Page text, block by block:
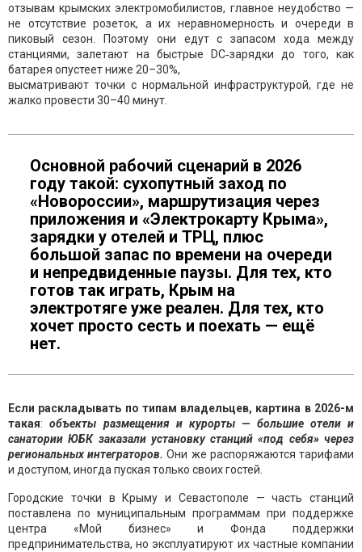
отзывам крымских электромобилистов, главное неудобство —
не отсутствие розеток, а их неравномерность и очереди в
пиковый сезон. Поэтому они едут с запасом хода между
станциями, залетают на быстрые DC‑зарядки до того, как
батарея опустеет ниже 20–30%,
высматривают точки с нормальной инфраструктурой, где не
жалко провести 30–40 минут.
Основной рабочий сценарий в 2026
году такой: сухопутный заход по
«Новороссии», маршрутизация через
приложения и «Электрокарту Крыма»,
зарядки у отелей и ТРЦ, плюс
большой запас по времени на очереди
и непредвиденные паузы. Для тех, кто
готов так играть, Крым на
электротяге уже реален. Для тех, кто
хочет просто сесть и поехать — ещё
нет.
Если раскладывать по типам владельцев, картина в 2026-м
такая:объекты размещения и курорты — большие отели и
санатории ЮБК заказали установку станций «под себя» через
региональных интеграторов. Они же распоряжаются тарифами
и доступом, иногда пуская только своих гостей.
Городские точки в Крыму и Севастополе — часть станций
поставлена по муниципальным программам при поддержке
центра «Мой бизнес» и Фонда поддержки
предпринимательства, но эксплуатируют их частные компании